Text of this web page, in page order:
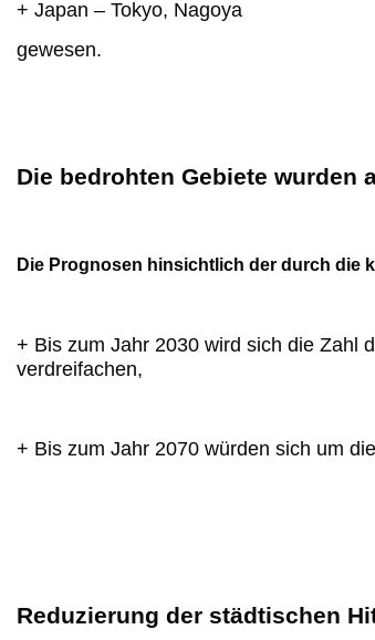
+ Japan – Tokyo, Nagoya
gewesen.
Die bedrohten Gebiete wurden
Die Prognosen hinsichtlich der durch die
+ Bis zum Jahr 2030 wird sich die Zahl
verdreifachen,
+ Bis zum Jahr 2070 würden sich um
Reduzierung der städtischen